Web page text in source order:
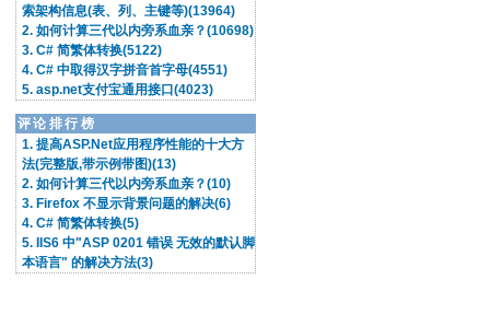
索架构信息(表、列、主键等)(13964)
2. 如何计算三代以内旁系血亲？(10698)
3. C# 简繁体转换(5122)
4. C# 中取得汉字拼音首字母(4551)
5. asp.net支付宝通用接口(4023)
评论排行榜
1. 提高ASP.Net应用程序性能的十大方
法(完整版,带示例带图)(13)
2. 如何计算三代以内旁系血亲？(10)
3. Firefox 不显示背景问题的解决(6)
4. C# 简繁体转换(5)
5. IIS6 中"ASP 0201 错误 无效的默认脚
本语言" 的解决方法(3)